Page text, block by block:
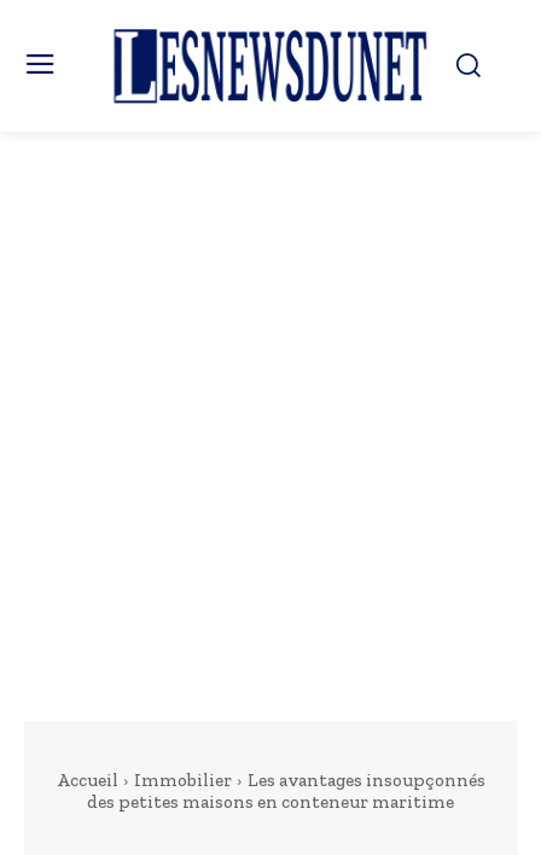
Accueil Immobilier
Les avantages insoupçonnés
des petites maisons en conteneur maritime